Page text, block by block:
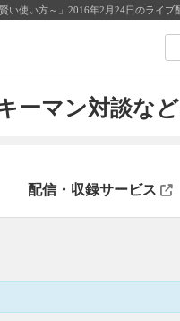
使い方～」2016年2月24日のライ
ーマン対談な
配信・収録サービス